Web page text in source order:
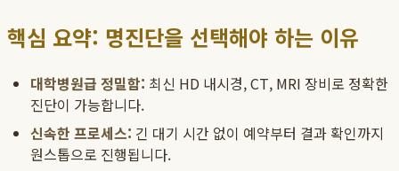
핵심 요약: 명진단을 선택해야 하는 이유
대학병원급 정밀함: 최신 HD 내시경, CT, MRI 장비로 정확한
진단이 가능합니다.
신속한 프로세스: 긴 대기 시간 없이 예약부터 결과 확인까지
원스톱으로 진행됩니다.